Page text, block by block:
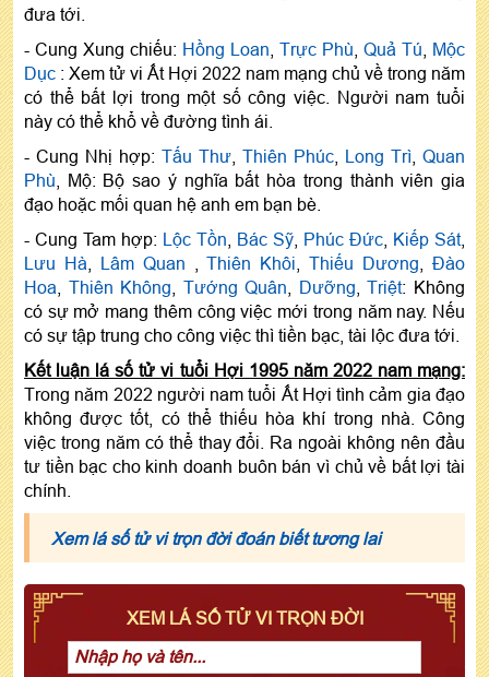
đưa tới.
- Cung Xung chiếu: Hồng Loan Trực Phù Quả Tú
Mộc
Dục : Xem tử vi Ất Hợi 2022 nam mạng chủ về trong năm
có thể bất lợi trong một số công việc. Người nam tuổi
này có thể khổ về đường tình ái.
- Cung Nhị hợp: Tấu Thư Thiên Phúc Long Trì
Quan
Phù , Mộ: Bộ sao ý nghĩa bất hòa trong thành viên gia
đạo hoặc mối quan hệ anh em bạn bè.
- Cung Tam hợp: Lộc Tồn Bác Sỹ Phúc Đức Kiếp Sát,
Lưu Hà
Lâm Quan ,Thiên Khôi ,Thiếu Dương ,Đào
Hoa
Thiên Không Tướng Quân Dưỡng ,Triệt: Không
có sự mở mang thêm công việc mới trong năm nay. Nếu
có sự tập trung cho công việc thì tiền bạc, tài lộc đưa tới.
Kết luận lá số tử vi tuổi Hợi 1995 năm 2022 nam mạng:
Trong năm 2022 người nam tuổi Ất Hợi tình cảm gia đạo
không được tốt, có thể thiếu hòa khí trong nhà. Công
việc trong năm có thể thay đổi. Ra ngoài không nên đầu
tư tiền bạc cho kinh doanh buôn bán vì chủ về bất lợi tài
chính.
Xem lá số tử vi trọn đời đoán biết tương lai
XEM LÁ SỐ TỬ VI TRỌN ĐỜI